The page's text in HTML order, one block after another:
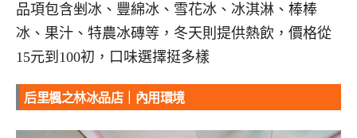
品項包含剉冰、豐綿冰、雪花冰、冰淇淋、棒棒
冰、果汁、特農冰磚等，冬天則提供熱飲，價格從
15元到100初，口味選擇挺多樣
后里楓之林冰品店｜內用環境